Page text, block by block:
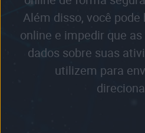
Além disso, você
online e impedir que
dados sobre suas
utilizem para